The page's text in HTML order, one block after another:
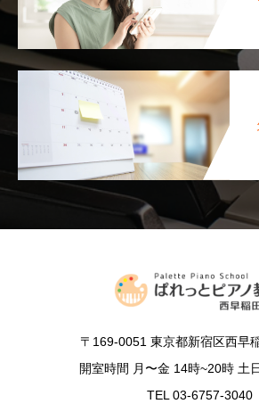
〒169-0051 東京都新宿区西早
開室時間 月〜金 14時~20時 土
TEL 03-6757-3040